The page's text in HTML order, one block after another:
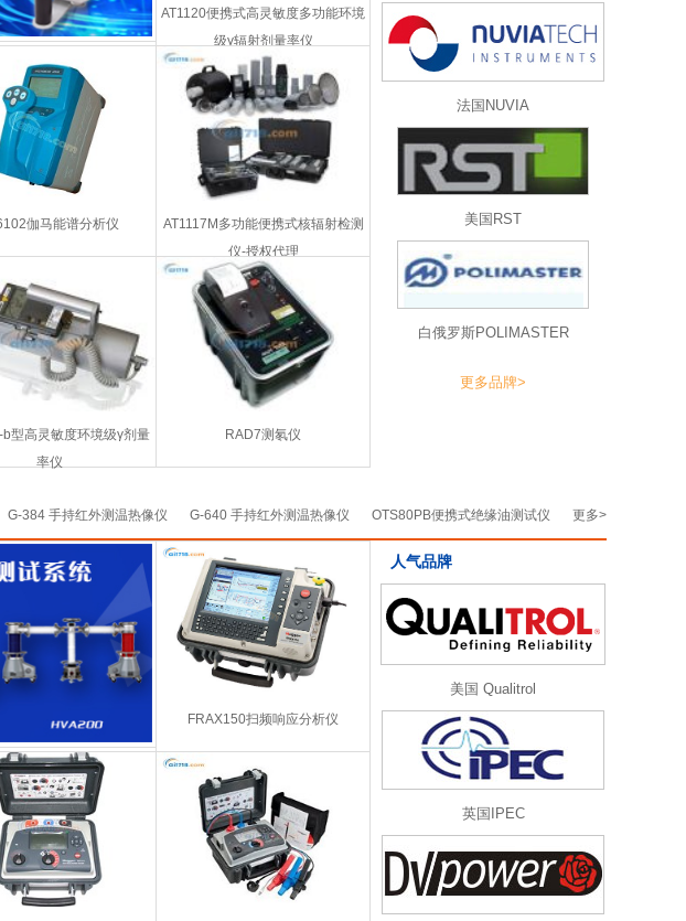
AT1120便携式高灵敏度多功能环境
级γ辐射剂量率仪
伽马能谱分析仪
AT1117M多功能便携式核辐射检测
仪-授权代理
型高灵敏度环境级γ剂量
率仪
RAD7测氡仪
法国NUVIA
美国RST
白俄罗斯POLIMASTER
更多品牌>
更多>
OTS80PB便携式绝缘油测试仪
G-640 手持红外测温热像仪
G-384 手持红外测温热像仪
FRAX150扫频响应分析仪
人气品牌
美国 Qualitrol
英国IPEC